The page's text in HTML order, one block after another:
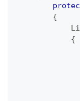
{
{